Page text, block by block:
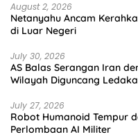
August 2, 2026
Netanyahu Ancam
di Luar Negeri
July 30, 2026
AS Balas Serangan Iran
Wilayah Diguncang
July 27, 2026
Robot Humanoid Tempur
Perlombaan AI Militer